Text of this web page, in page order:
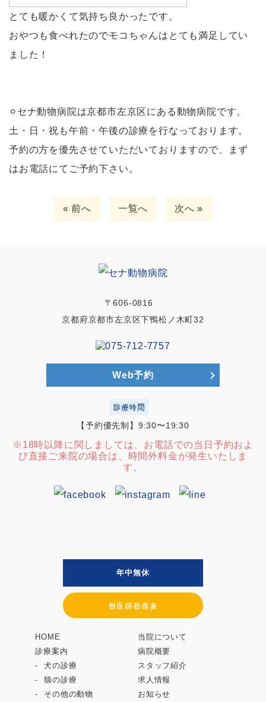
とても暖かくて気持ち良かったです。
おやつも食べれたのでモコちゃんはとても満足してい
ました！
⚪︎セナ動物病院は京都市左京区にある動物病院です。
土・日・祝も午前・午後の診療を行なっております。
予約の方を優先させていただいておりますので、まず
はお電話にてご予約下さい。
« 前へ 一覧へ 次へ »
〒606-0816
京都府京都市左京区下鴨松ノ木町32
Web予約
診療時間
【予約優先制】9:30〜19:30
※18時以降に関しましては、お電話での当日予約およ
び直接ご来院の場合は、時間外料金が発生いたしま
す。
年中無休
獣医師勤務表
HOME
診療案内
犬の診療
猫の診療
その他の動物
当院について
病院概要
スタッフ紹介
求人情報
お知らせ